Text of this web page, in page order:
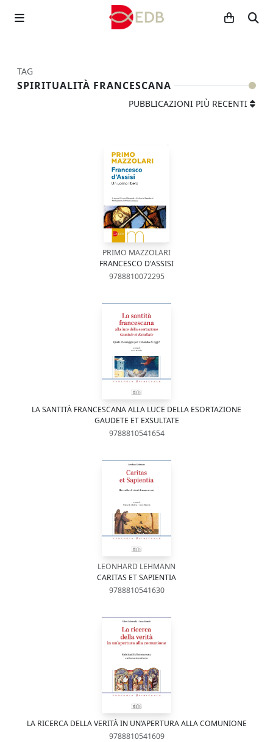
TAG
SPIRITUALITÀ FRANCESCANA
PUBBLICAZIONI PIÙ RECENTI
PRIMO MAZZOLARI
FRANCESCO D'ASSISI
9788810072295
LA SANTITÀ FRANCESCANA ALLA LUCE DELLA ESORTAZIONE
GAUDETE ET EXSULTATE
9788810541654
LEONHARD LEHMANN
CARITAS ET SAPIENTIA
9788810541630
LA RICERCA DELLA VERITÀ IN UN’APERTURA ALLA COMUNIONE
9788810541609